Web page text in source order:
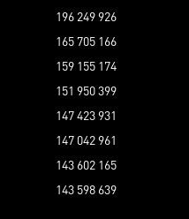
196 249 926
165 705 166
159 155 174
151 950 399
147 423 931
147 042 961
143 602 165
143 598 639